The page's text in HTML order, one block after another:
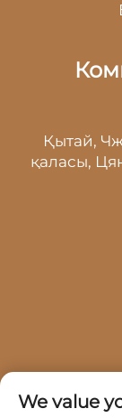
Қытай,
қаласы,
We value